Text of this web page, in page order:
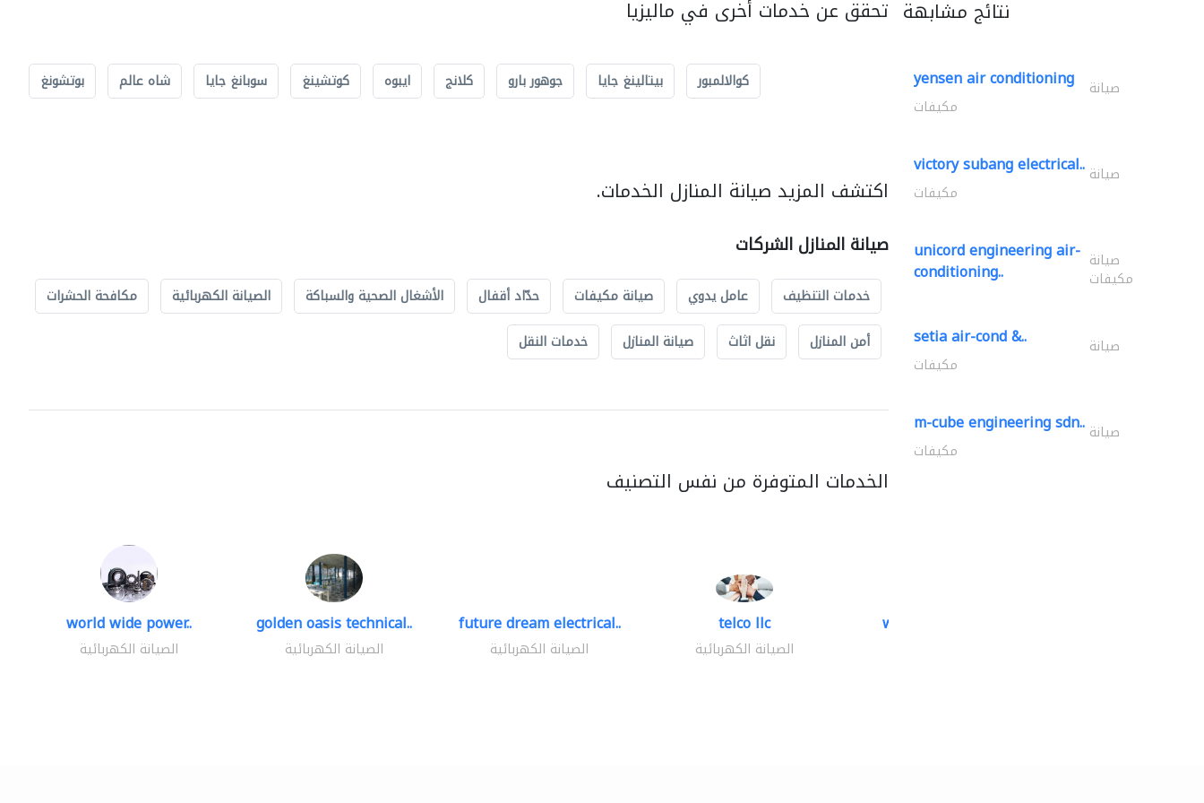
تحقق عن خدمات أخرى في ماليزيا
كوالالمبور بيتالينغ جايا جوهور بارو كلانج ايبوه كوتشينغ سوبانغ جايا شاه عالم بوتشونغ
اكتشف المزيد صيانة المنازل الخدمات.
صيانة المنازل الشركات
خدمات التنظيف عامل يدوي صيانة مكيفات حدّاد أقفال الأشغال الصحية والسباكة الصيانة الكهربائية
مكافحة الحشرات
أمن المنازل
نقل اثاث صيانة المنازل خدمات النقل
الخدمات المتوفرة من نفس التصنيف
world wide power..
الصيانة الكهربائية
golden oasis technical..
الصيانة الكهربائية
future dream electrical..
الصيانة الكهربائية
telco llc
الصيانة الكهربائية
white arch general..
نتائج مشابهة
yensen air conditioning صيانة
مكيفات
victory subang electrical.. صيانة
مكيفات
unicord engineering air-
conditioning.. صيانة
مكيفات
setia air-cond &.. صيانة
مكيفات
m-cube engineering sdn.. صيانة
مكيفات